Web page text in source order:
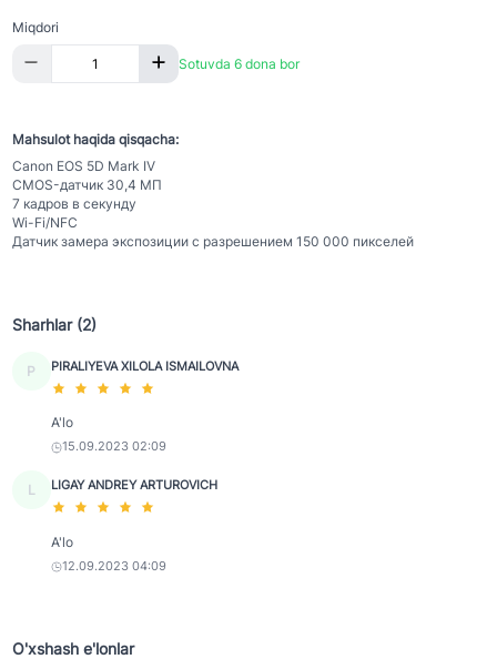
Miqdori
Sotuvda 6 dona bor
Mahsulot haqida qisqacha:
Canon EOS 5D Mark IV
CMOS-датчик 30,4 МП
7 кадров в секунду
Wi-Fi/NFC
Датчик замера экспозиции с разрешением 150 000 пикселей
Sharhlar (2)
P PIRALIYEVA XILOLA ISMAILOVNA
A'lo
15.09.2023 02:09
L LIGAY ANDREY ARTUROVICH
A'lo
12.09.2023 04:09
O'xshash e'lonlar